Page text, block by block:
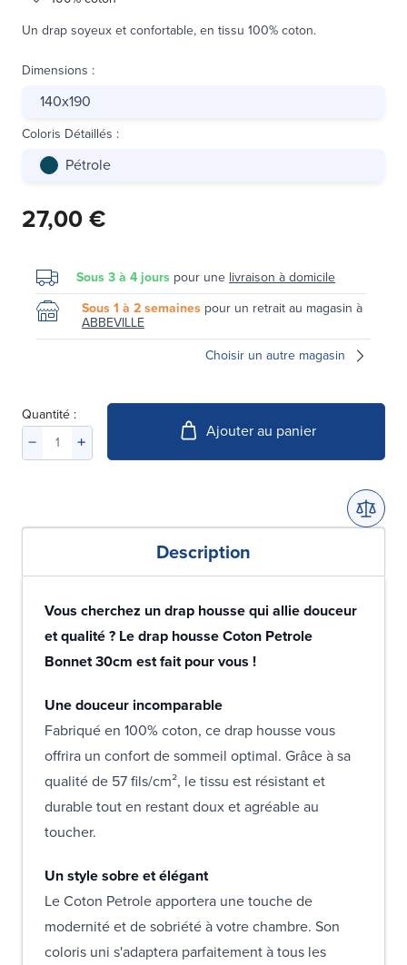
Un drap soyeux et confortable, en tissu 100% coton.
Dimensions :
140x190
Coloris Détaillés :
Pétrole
27,00 €
Sous 3 à 4 jours pour une livraison à domicile
Sous 1 à 2 semaines pour un retrait au magasin à
ABBEVILLE
Choisir un autre magasin
Quantité :
Ajouter au panier
Description
Vous cherchez un drap housse qui allie douceur
et qualité ? Le drap housse Coton Petrole
Bonnet 30cm est fait pour vous !
Une douceur incomparable
Fabriqué en 100% coton, ce drap housse vous
offrira un confort de sommeil optimal. Grâce à sa
qualité de 57 fils/cm², le tissu est résistant et
durable tout en restant doux et agréable au
toucher.
Un style sobre et élégant
Le Coton Petrole apportera une touche de
modernité et de sobriété à votre chambre. Son
coloris uni s'adaptera parfaitement à tous les